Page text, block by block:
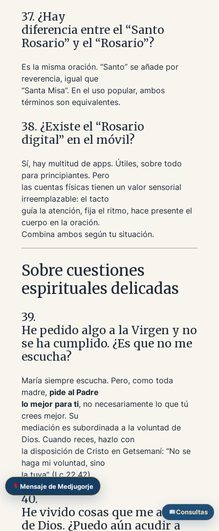
37. ¿Hay
diferencia entre el “Santo
Rosario” y el “Rosario”?
Es la misma oración. “Santo” se añade por
reverencia, igual que
“Santa Misa”. En el uso popular, ambos
términos son equivalentes.
38. ¿Existe el “Rosario
digital” en el móvil?
Sí, hay multitud de apps. Útiles, sobre todo
para principiantes. Pero
las cuentas físicas tienen un valor sensorial
irreemplazable: el tacto
guía la atención, fija el ritmo, hace presente el
cuerpo en la oración.
Combina ambos según tu situación.
Sobre cuestiones
espirituales delicadas
39.
He pedido algo a la Virgen y no
se ha cumplido. ¿Es que no me
escucha?
María siempre escucha. Pero, como toda
madre, pide al Padre
lo mejor para ti, no necesariamente lo que tú
crees mejor. Su
mediación es subordinada a la voluntad de
Dios. Cuando reces, hazlo con
la disposición de Cristo en Getsemaní: “No se
haga mi voluntad, sino
la tuya”(Lc 22,42).
40.
He vivido cosas que me alejan
de Dios. ¿Puedo aún acudir a
Mensaje de Medjugorje
Consultas